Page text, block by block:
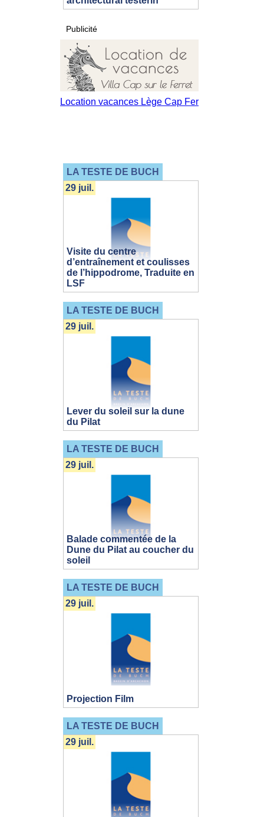
Publicité
LA TESTE DE BUCH
Visite du centre
d’entraînement et coulisses
de l’hippodrome, Traduite en
LSF
29 juil.
LA TESTE DE BUCH
Lever du soleil sur la dune
du Pilat
29 juil.
LA TESTE DE BUCH
Balade commentée de la
Dune du Pilat au coucher du
soleil
29 juil.
LA TESTE DE BUCH
Projection Film
29 juil.
LA TESTE DE BUCH
29 juil.